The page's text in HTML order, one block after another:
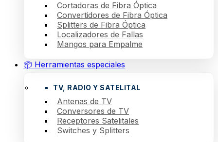
Cortadoras de Fibra Óptica
Convertidores de Fibra Óptica
Splitters de Fibra Óptica
Localizadores de Fallas
Mangos para Empalme
📦 Herramientas especiales
TV, RADIO Y SATELITAL
Antenas de TV
Conversores de TV
Receptores Satelitales
Switches y Splitters